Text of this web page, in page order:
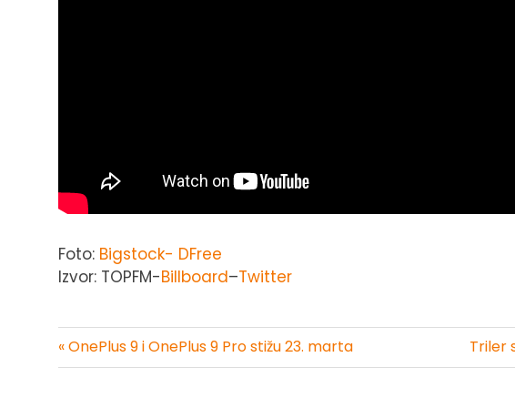
Foto: Bigstock- DFree
Izvor: TOPFM-Billboard–Twitter
Kretanje
« OnePlus 9 i OnePlus 9 Pro stižu 23. marta Triler